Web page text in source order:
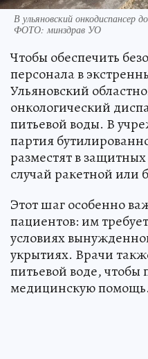
В ульяновский онкодиспансер
ФОТО: минздрав УО
Чтобы обеспечить
персонала в
Ульяновский
онкологический
питьевой воды. В
партия
разместят в
случай ракетной или
Этот шаг особенно
пациентов: им
условиях
укрытиях. Врачи
питьевой воде, чтобы
медицинскую помощь.